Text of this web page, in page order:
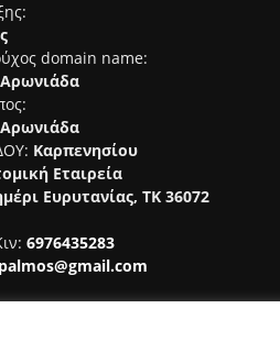
domain name:
Καρπενησίου
Εταιρεία
Ευρυτανίας, ΤΚ 36072
6976435283